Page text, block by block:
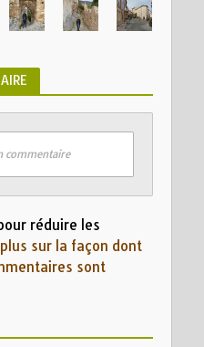
commentaire
réduire les
sur la façon dont
sont